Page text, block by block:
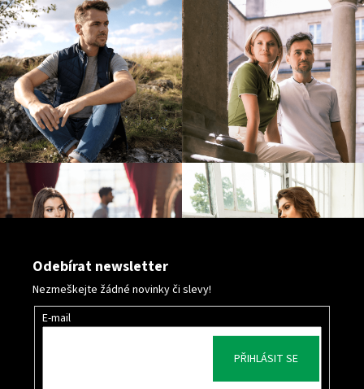
ý
p
i
s
u
Odebírat newsletter
Nezmeškejte žádné novinky či slevy!
E-mail
PŘIHLÁSIT SE